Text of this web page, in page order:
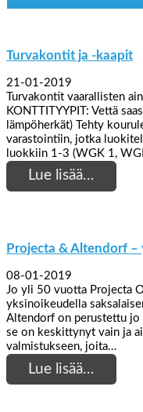
Turvakontit ja -kaapit
21-01-2019
Turvakontit vaarallisten
KONTTITYYPIT: Vettä
lämpöherkät) Tehty
varastointiin, jotka
luokkiin 1-3 (WGK 1,
Lue lisää…
Projecta & Altendorf
08-01-2019
Jo yli 50 vuotta Projecta
yksinoikeudella
Altendorf on perustettu
se on keskittynyt vain ja
valmistukseen, joita…
Lue lisää…